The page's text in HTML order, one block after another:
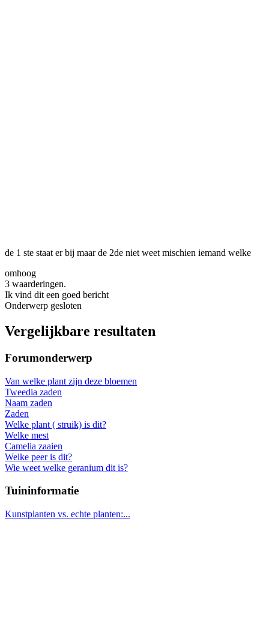
de 1 ste staat er bij maar de 2de niet weet mischien iemand welke
omhoog
3 waarderingen.
Ik vind dit een goed bericht
Onderwerp gesloten
Vergelijkbare resultaten
Forumonderwerp
Van welke plant zijn deze bloemen
Tweedia zaden
Naam zaden
Zaden
Welke plant ( struik) is dit?
Welke mest
Camelia zaaien
Welke peer is dit?
Wie weet welke geranium dit is?
Tuininformatie
Kunstplanten vs. echte planten:...